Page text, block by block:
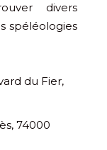
divers
spéléologies
du Fier,
74000